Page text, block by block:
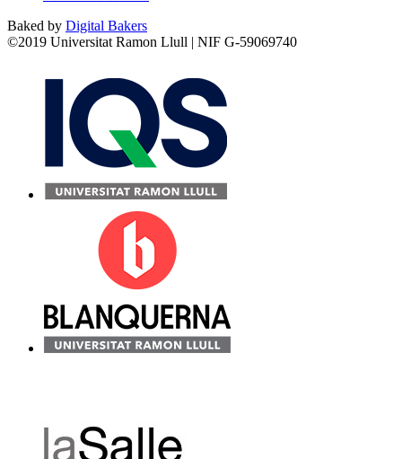
Baked by Digital Bakers
©2019 Universitat Ramon Llull | NIF G-59069740